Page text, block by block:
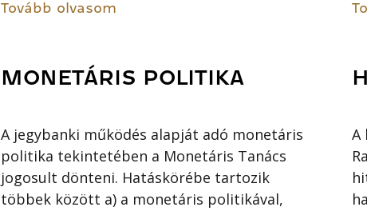
Tovább olvasom
MONETÁRIS POLITIKA
A jegybanki működés alapját adó monetáris
politika tekintetében a Monetáris Tanács
jogosult dönteni. Hatáskörébe tartozik
többek között a) a monetáris politikával,
A